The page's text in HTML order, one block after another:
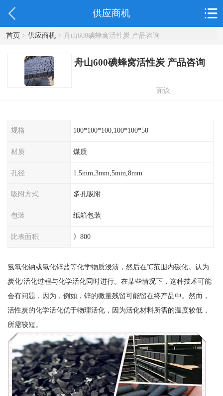
供应商机
首页> 供应商机> 舟山600碘蜂窝活性炭 产品咨询
舟山600碘蜂窝活性炭 产品咨询
面议
规格 100*100*100,100*100*50
材质 煤质
孔径 1.5mm,3mm,5mm,8mm
吸附方式 多孔吸附
包装 纸箱包装
比表面积 》800
氢氧化钠或氯化锌盐等化学物质浸渍，然后在℃范围内碳化。认为
炭化/活化过程与化学活化同时进行。在某些情况下，这种技术可能
会有问题，因为，例如，锌的微量残留可能留在终产品中。然而，
活性炭的化学活化优于物理活化，因为活化材料所需的温度较低，
所需较短。